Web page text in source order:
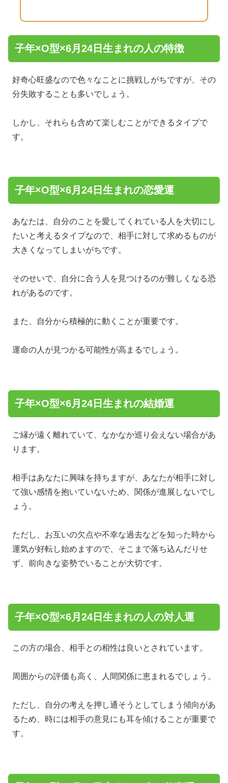
子年×O型×6月24日生まれの人の特徴
好奇心旺盛なので色々なことに挑戦しがちですが、その
分失敗することも多いでしょう。
しかし、それらも含めて楽しむことができるタイプで
す。
子年×O型×6月24日生まれの恋愛運
あなたは、自分のことを愛してくれている人を大切にし
たいと考えるタイプなので、相手に対して求めるものが
大きくなってしまいがちです。
そのせいで、自分に合う人を見つけるのが難しくなる恐
れがあるのです。
また、自分から積極的に動くことが重要です。
運命の人が見つかる可能性が高まるでしょう。
子年×O型×6月24日生まれの結婚運
ご縁が遠く離れていて、なかなか巡り会えない場合があ
ります。
相手はあなたに興味を持ちますが、あなたが相手に対し
て強い感情を抱いていないため、関係が進展しないでし
ょう。
ただし、お互いの欠点や不幸な過去などを知った時から
運気が好転し始めますので、そこまで落ち込んだりせ
ず、前向きな姿勢でいることが大切です。
子年×O型×6月24日生まれの人の対人運
この方の場合、相手との相性は良いとされています。
周囲からの評価も高く、人間関係に恵まれるでしょう。
ただし、自分の考えを押し通そうとしてしまう傾向があ
るため、時には相手の意見にも耳を傾けることが重要で
す。